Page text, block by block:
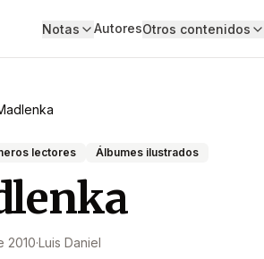
Notas AutoresOtros contenidos
lectores Álbumes ilustrados
2010·Luis Daniel